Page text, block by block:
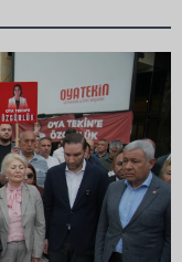
seçimi yeniden yargıya
haber: Konserlerine
168 adet süt sağım